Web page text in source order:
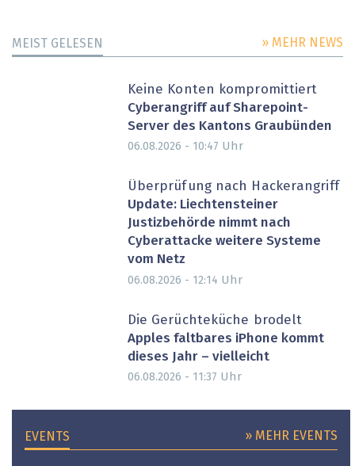
MEIST GELESEN » MEHR NEWS
Keine Konten kompromittiert
Cyberangriff auf Sharepoint-
Server des Kantons Graubünden
06.08.2026 - 10:47 Uhr
Überprüfung nach Hackerangriff
Update: Liechtensteiner
Justizbehörde nimmt nach
Cyberattacke weitere Systeme
vom Netz
06.08.2026 - 12:14 Uhr
Die Gerüchteküche brodelt
Apples faltbares iPhone kommt
dieses Jahr – vielleicht
06.08.2026 - 11:37 Uhr
EVENTS » MEHR EVENTS